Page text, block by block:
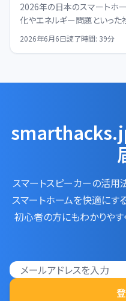
2026年の日本のスマートホ
化やエネルギー問題といっ
装型」へと進化します。その全
2026年6月6日読了時間: 39分
スマートスピーカーの活用
スマートホームを快適にす
初心者の方にもわかりや